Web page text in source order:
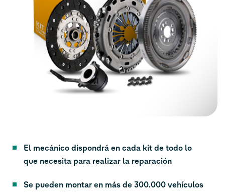
El mecánico dispondrá en cada kit de todo lo
que necesita para realizar la reparación
Se pueden montar en más de 300.000 vehículos